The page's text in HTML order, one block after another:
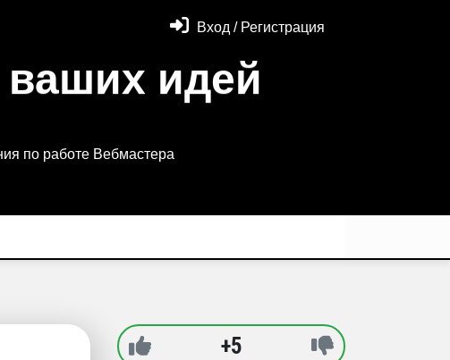
Вход / Регистрация
идей
по работе Вебмастера
+5